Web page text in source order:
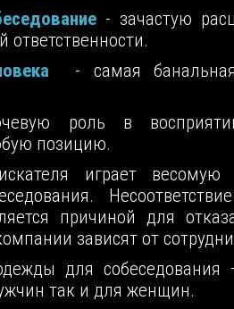
- зачастую
ответственности.
- самая
роль в
позицию.
играет
причиной для
зависят от
для собеседования
так и для женщин.